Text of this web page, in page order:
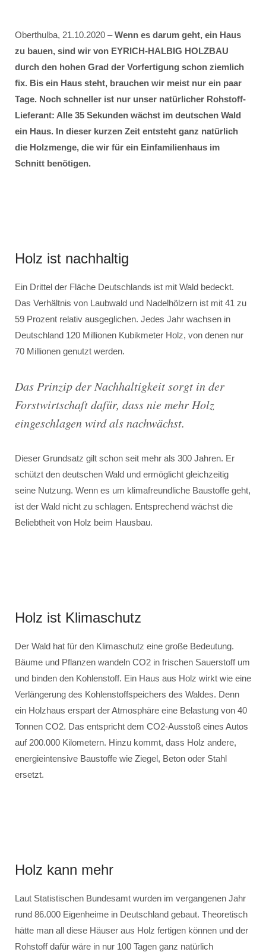
Oberthulba, 21.10.2020 –Wenn es darum geht, ein Haus
zu bauen, sind wir von EYRICH-HALBIG HOLZBAU
durch den hohen Grad der Vorfertigung schon ziemlich
fix. Bis ein Haus steht, brauchen wir meist nur ein paar
Tage. Noch schneller ist nur unser natürlicher Rohstoff-
Lieferant: Alle 35 Sekunden wächst im deutschen Wald
ein Haus. In dieser kurzen Zeit entsteht ganz natürlich
die Holzmenge, die wir für ein Einfamilienhaus im
Schnitt benötigen.
Holz ist nachhaltig
Ein Drittel der Fläche Deutschlands ist mit Wald bedeckt.
Das Verhältnis von Laubwald und Nadelhölzern ist mit 41 zu
59 Prozent relativ ausgeglichen. Jedes Jahr wachsen in
Deutschland 120 Millionen Kubikmeter Holz, von denen nur
70 Millionen genutzt werden.
Das Prinzip der Nachhaltigkeit sorgt in der
Forstwirtschaft dafür, dass nie mehr Holz
eingeschlagen wird als nachwächst.
Dieser Grundsatz gilt schon seit mehr als 300 Jahren. Er
schützt den deutschen Wald und ermöglicht gleichzeitig
seine Nutzung. Wenn es um klimafreundliche Baustoffe geht,
ist der Wald nicht zu schlagen. Entsprechend wächst die
Beliebtheit von Holz beim Hausbau.
Holz ist Klimaschutz
Der Wald hat für den Klimaschutz eine große Bedeutung.
Bäume und Pflanzen wandeln CO2 in frischen Sauerstoff um
und binden den Kohlenstoff. Ein Haus aus Holz wirkt wie eine
Verlängerung des Kohlenstoffspeichers des Waldes. Denn
ein Holzhaus erspart der Atmosphäre eine Belastung von 40
Tonnen CO2. Das entspricht dem CO2-Ausstoß eines Autos
auf 200.000 Kilometern. Hinzu kommt, dass Holz andere,
energieintensive Baustoffe wie Ziegel, Beton oder Stahl
ersetzt.
Holz kann mehr
Laut Statistischen Bundesamt wurden im vergangenen Jahr
rund 86.000 Eigenheime in Deutschland gebaut. Theoretisch
hätte man all diese Häuser aus Holz fertigen können und der
Rohstoff dafür wäre in nur 100 Tagen ganz natürlich